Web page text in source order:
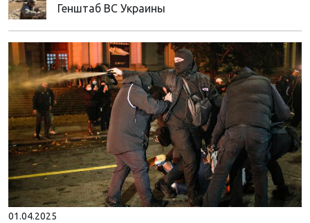
Генштаб ВС Украины
01.04.2025